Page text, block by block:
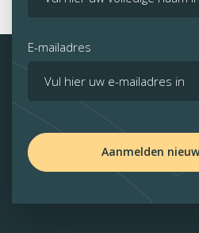
E-mailadres
Aanmelden